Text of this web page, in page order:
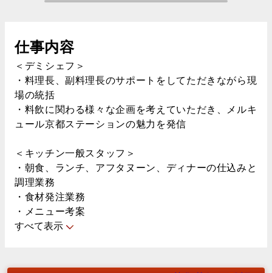
仕事内容
＜デミシェフ＞
・料理長、副料理長のサポートをしてただきながら現
場の統括
・料飲に関わる様々な企画を考えていただき、メルキ
ュール京都ステーションの魅力を発信
＜キッチン一般スタッフ＞
・朝食、ランチ、アフタヌーン、ディナーの仕込みと
調理業務
・食材発注業務
・メニュー考案
すべて表示